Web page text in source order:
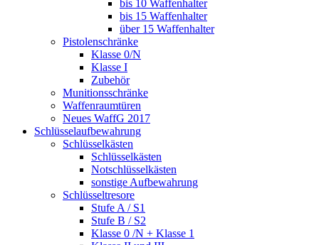
bis 10 Waffenhalter
bis 15 Waffenhalter
über 15 Waffenhalter
Pistolenschränke
Klasse 0/N
Klasse I
Zubehör
Munitionsschränke
Waffenraumtüren
Neues WaffG 2017
Schlüsselaufbewahrung
Schlüsselkästen
Schlüsselkästen
Notschlüsselkästen
sonstige Aufbewahrung
Schlüsseltresore
Stufe A / S1
Stufe B / S2
Klasse 0 /N + Klasse 1